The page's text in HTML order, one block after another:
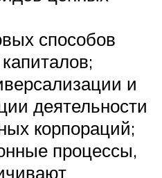
способов
и
деятельности
корпораций;
процессы,